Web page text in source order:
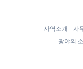
사역소개 사
광야의